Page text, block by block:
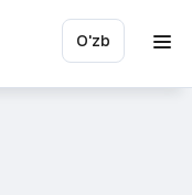
O'zb